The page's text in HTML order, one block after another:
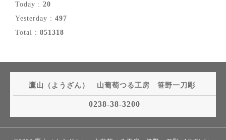
Today : 20
Yesterday : 497
Total : 851318
鷹山（ようざん） 山葡萄つる工房 笹野一刀彫
0238-38-3200